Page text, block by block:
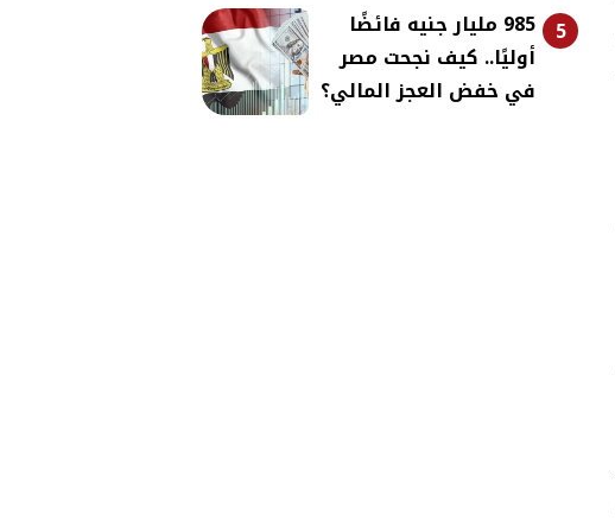
5
985 مليار جنيه فائضًا
أوليًا.. كيف نجحت مصر
في خفض العجز المالي؟